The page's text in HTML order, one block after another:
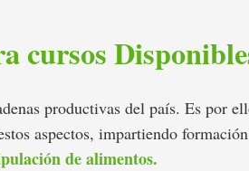
cursos
productivas del país. Es por
aspectos, impartiendo
de alimentos.